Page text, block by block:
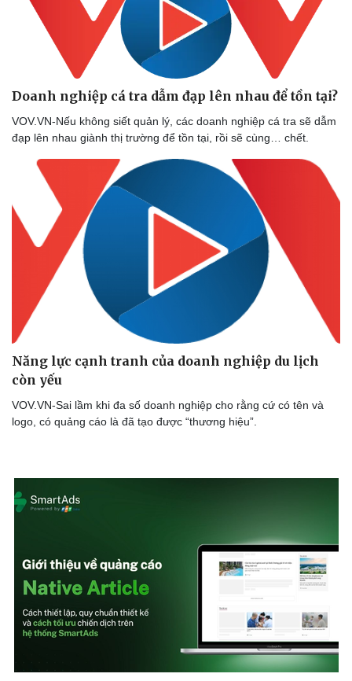
Doanh nghiệp
Thông tin doanh nghiệp
Doanh nhân
Vì cộng đồng
Công nghệ
Sành điệu
Trải nghiệm
Chuyển đổi số
Doanh nghiệp cá tra dẫm đạp lên nhau để tồn tại?
VOV.VN-Nếu không siết quản lý, các doanh nghiệp cá tra sẽ dẫm
đạp lên nhau giành thị trường để tồn tại, rồi sẽ cùng… chết.
Năng lực cạnh tranh của doanh nghiệp du lịch
còn yếu
VOV.VN-Sai lầm khi đa số doanh nghiệp cho rằng cứ có tên và
logo, có quảng cáo là đã tạo được “thương hiệu”.